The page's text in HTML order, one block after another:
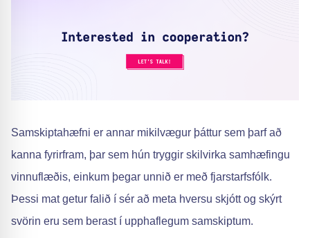
Samskiptahæfni er annar mikilvægur þáttur sem þarf að
kanna fyrirfram, þar sem hún tryggir skilvirka samhæfingu
vinnuflæðis, einkum þegar unnið er með fjarstarfsfólk.
Þessi mat getur falið í sér að meta hversu skjótt og skýrt
svörin eru sem berast í upphaflegum samskiptum.